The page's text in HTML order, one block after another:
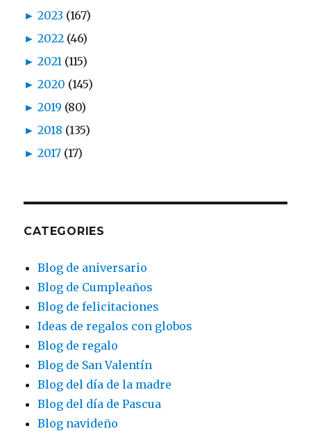
► 2023 (167)
► 2022 (46)
► 2021 (115)
► 2020 (145)
► 2019 (80)
► 2018 (135)
► 2017 (17)
CATEGORIES
Blog de aniversario
Blog de Cumpleaños
Blog de felicitaciones
Ideas de regalos con globos
Blog de regalo
Blog de San Valentín
Blog del día de la madre
Blog del día de Pascua
Blog navideño